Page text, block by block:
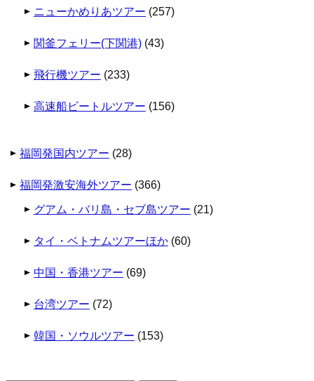
ニューかめりあツアー (257)
関釜フェリー(下関港) (43)
飛行機ツアー (233)
高速船ビートルツアー (156)
福岡発国内ツアー (28)
福岡発激安海外ツアー (366)
グアム・バリ島・セブ島ツアー (21)
タイ・ベトナムツアーほか (60)
中国・香港ツアー (69)
台湾ツアー (72)
韓国・ソウルツアー (153)